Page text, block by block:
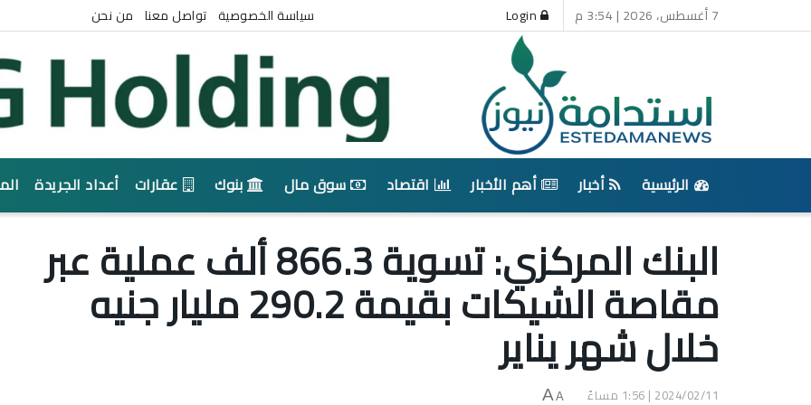
7 أغسطس، 2026 | 3:54 م سياسة الخصوصية تواصل معنا من نحن
الرئيسية أخبار أهم الأخبار اقتصاد سوق مال بنوك عقارات أعداد الجريدة
البنك المركزي: تسوية 866.3 ألف عملية عبر
مقاصة الشيكات بقيمة 290.2 مليار جنيه
خلال شهر يناير
2024/02/11 | 1:56 مساءً A
A